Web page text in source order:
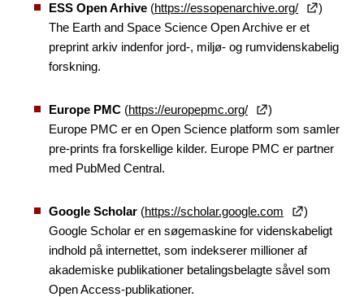
ESS Open Arhive (https://essopenarchive.org/
)
The Earth and Space Science Open Archive er et
preprint arkiv indenfor jord-, miljø- og rumvidenskabelig
forskning.
Europe PMC (https://europepmc.org/
)
Europe PMC er en Open Science platform som samler
pre-prints fra forskellige kilder. Europe PMC er partner
med PubMed Central.
Google Scholar (https://scholar.google.com
)
Google Scholar er en søgemaskine for videnskabeligt
indhold på internettet, som indekserer millioner af
akademiske publikationer betalingsbelagte såvel som
Open Access-publikationer.